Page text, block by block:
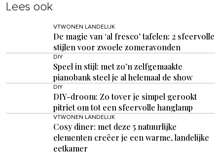
Lees ook
VTWONEN LANDELIJK
De magie van ‘al fresco’ tafelen: 2 sfeervolle
stijlen voor zwoele zomeravonden
DIY
Speel in stijl: met zo’n zelfgemaakte
pianobank steel je al helemaal de show
DIY
DIY-droom: Zo tover je simpel gerookt
pitriet om tot een sfeervolle hanglamp
VTWONEN LANDELIJK
Cosy diner: met deze 5 natuurlijke
elementen creëer je een warme, landelijke
eetkamer